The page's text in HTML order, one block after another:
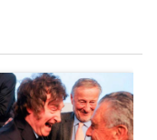
comentarios en los
Banco Central no
de tendencia con